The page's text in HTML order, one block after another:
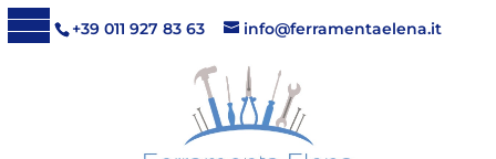
+39 011 927 83 63 info@ferramentaelena.it